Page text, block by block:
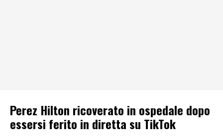
Perez Hilton ricoverato in ospedale dopo
essersi ferito in diretta su TikTok